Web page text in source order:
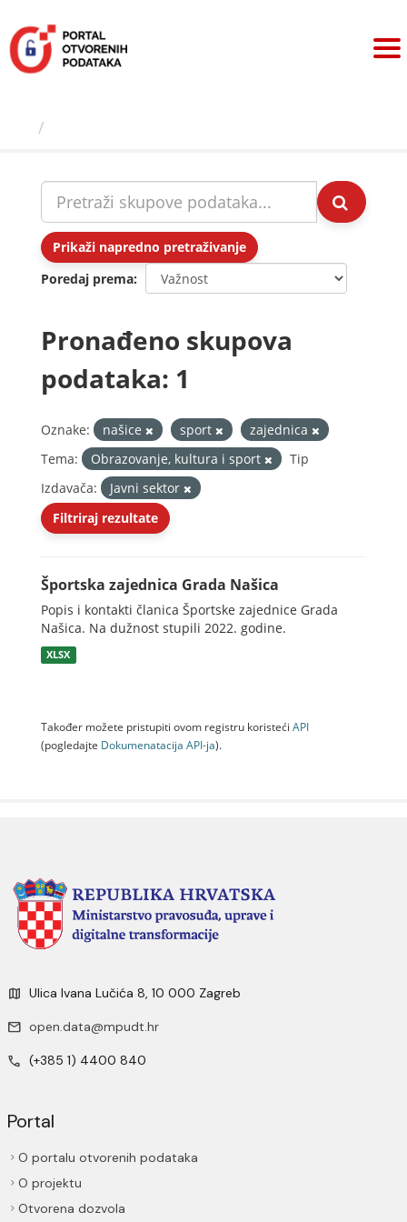
sadržaj
Prikaži napredno pretraživanje
Poredaj prema
Pronađeno skupova
podataka: 1
Oznake: našice sport
zajednica
Tema:
Obrazovanje, kultura i sport
Tip
Izdavača:
Javni sektor
Filtriraj rezultate
Športska zajednica Grada Našica
Popis i kontakti članica Športske zajednice Grada
Našica. Na dužnost stupili 2022. godine.
XLSX
Također možete pristupiti ovom registru koristeći API
(pogledajte Dokumenаtаcijа API-jа).